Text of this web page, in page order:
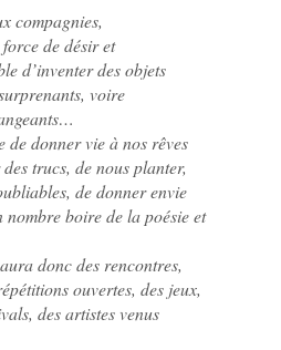
compagnies,
de désir et
d’inventer des objets
voire
de donner vie à nos rêves
trucs, de nous planter,
de donner envie
nombre boire de la poésie et
donc des rencontres,
ouvertes, des jeux,
des artistes venus